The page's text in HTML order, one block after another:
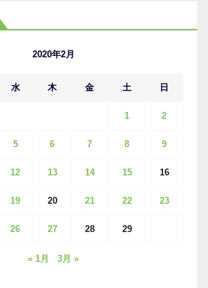
2020年2月
水 木 金 土 日
1 2
5 6 7 8 9
12 13 14 15 16
19 20 21 22 23
26 27 28 29
« 1月 3月 »